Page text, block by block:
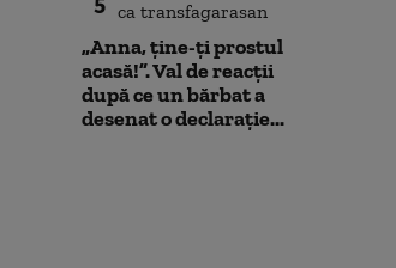
„Anna, ţine-ţi prostul
acasă!”. Val de reacții
după ce un bărbat a
desenat o declarație...